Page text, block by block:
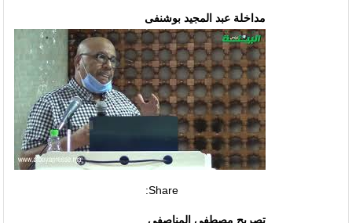
مداخلة عبد المجيد بوشنفى
Share:
تصريح مصطفى المناصفي